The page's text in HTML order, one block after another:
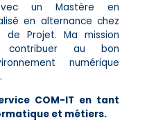
un Mastère en
en alternance chez
Projet. Ma mission
contribuer au bon
numérique
COM-IT en tant
et métiers.